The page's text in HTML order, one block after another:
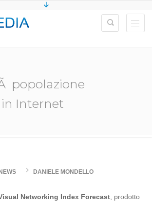
popolazione
Internet
NEWS DANIELE MONDELLO
Networking Index Forecast , prodotto